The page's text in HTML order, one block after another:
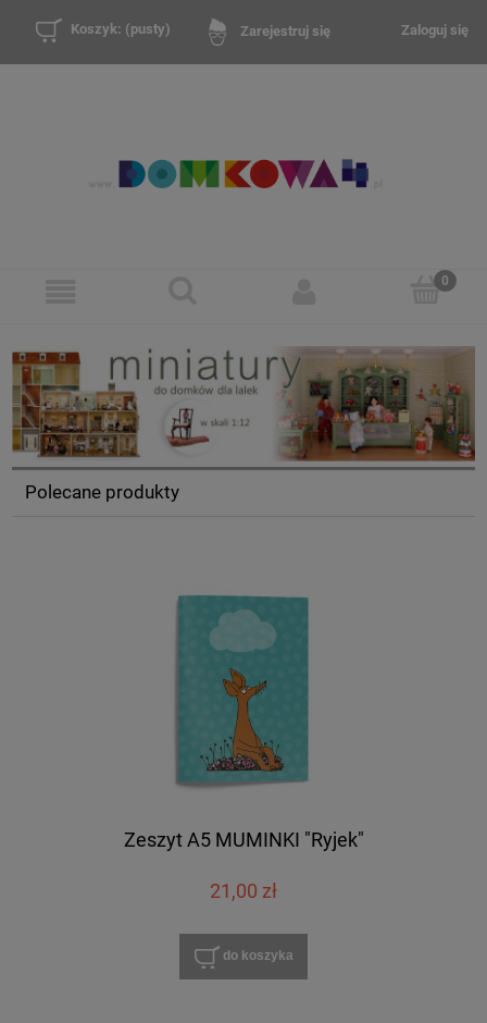
Zarejestruj się Zaloguj się
Koszyk: (pusty)
Polecane produkty
Zeszyt A5 MUMINKI "Ryjek"
21,00 zł
do koszyka